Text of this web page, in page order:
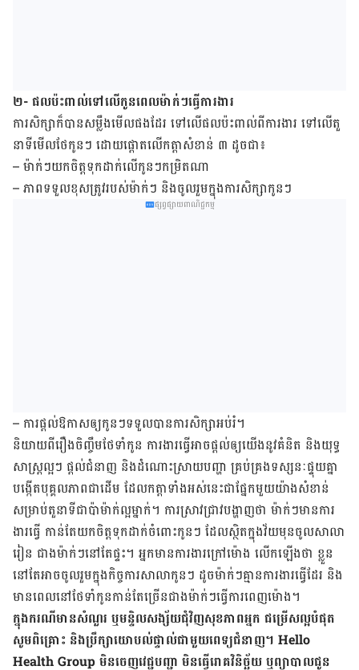
២- ផល​ប៉ះពាល់​ទៅ​លើ​កូន​ពេល​ម៉ាក់ៗ​ធ្វើ​ការងារ
ការ​សិក្សា​ក៏​បាន​សម្លឹង​មើល​ផង​ដែរ ទៅ​លើ​ផល​ប៉ះ​ពាល់​ពី​ការ​ងារ ទៅ​លើ​តួ​
នាទី​មើល​ថែ​កូនៗ ដោយ​ផ្តោត​លើ​កត្តា​សំខាន់ ៣ ដូចជា៖
– ម៉ាក់ៗ​យក​ចិត្ត​ទុក​ដាក់​លើ​កូនៗ​កម្រិត​ណា
– ភាព​ទទួល​ខុស​ត្រូវ​របស់ម៉ាក់ៗ និង​ចូល​រួម​ក្នុង​ការ​សិក្សា​កូនៗ
ផ្សព្វផ្សាយពាណិជ្ជកម្ម
– ការ​ផ្តល់​ឱកាស​ឲ្យ​កូនៗ​ទទួល​បាន​ការសិក្សា​អប់រំ។
និយាយ​ពី​រឿង​ចិញ្ចឹម​ថែទាំ​កូន ការងារ​ធ្វើ​អាច​ផ្តល់​ឲ្យ​យើង​នូវ​គំនិត​ និង​យុទ្ធ​
សាស្ត្រ​ល្អៗ ផ្តល់​ជំនាញ​ និង​ដំណោះ​ស្រាយ​បញ្ហា​ គ្រប់​គ្រង​ទស្សនៈ​ផ្ទុយ​គ្នា
បង្កើត​បុគ្គលភាព​ជា​ដើម ដែល​កត្តា​ទាំង​អស់​នេះ​ជា​ផ្នែក​មួយ​យ៉ាង​សំខាន់​
សម្រាប់​តួ​នាទី​ជា​ប៉ាម៉ាក់​ល្អ​ម្នាក់។ ការ​ស្រាវ​ជ្រាវ​បង្ហាញ​ថា ម៉ាក់ៗ​មាន​ការ​
ងារ​ធ្វើ កាន់​តែ​យក​ចិត្ត​ទុក​ដាក់​ចំពោះ​កូនៗ ដែល​ស្ថិត​ក្នុង​វ័យ​មុន​ចូល​សាលា​
រៀន ជាង​ម៉ាក់ៗ​នៅ​តែផ្ទះ។ អ្នកមាន​ការងារ​ក្រៅ​ម៉ោង លើក​ឡើង​​ថា​ ខ្លួន​
នៅ​តែ​អាច​ចូលរួម​ក្នុង​កិច្ច​ការ​សាលា​កូនៗ ដូច​ម៉ាក់ៗ​គ្មាន​ការ​ងារ​ធ្វើ​ដែរ​ និង​
មាន​ពេល​នៅ​ថែ​ទាំកូន​កាន់​តែ​ច្រើន​ជាង​ម៉ាក់ៗ​ធ្វើ​ការ​ពេញ​ម៉ោង។
​ក្នុង​ករណី​មាន​សំណួរ ឬ​មន្ទិល​សង្ស័យ​ជុំវិញ​សុខ​ភាព​អ្នក ជម្រើស​ល្អ​បំផុត
សូម​ពិគ្រោះ ​និង​ប្រឹក្សា​យោបល់​ផ្ទាល់​ជា​មួយ​ពេទ្យ​ជំនាញ។ Hello
Health Group មិន​ចេញ​វេជ្ជ​បញ្ជា​ មិន​ធ្វើ​រោគ​វិនិច្ឆ័យ​ ឬ​ព្យា​បាល​ជូន​